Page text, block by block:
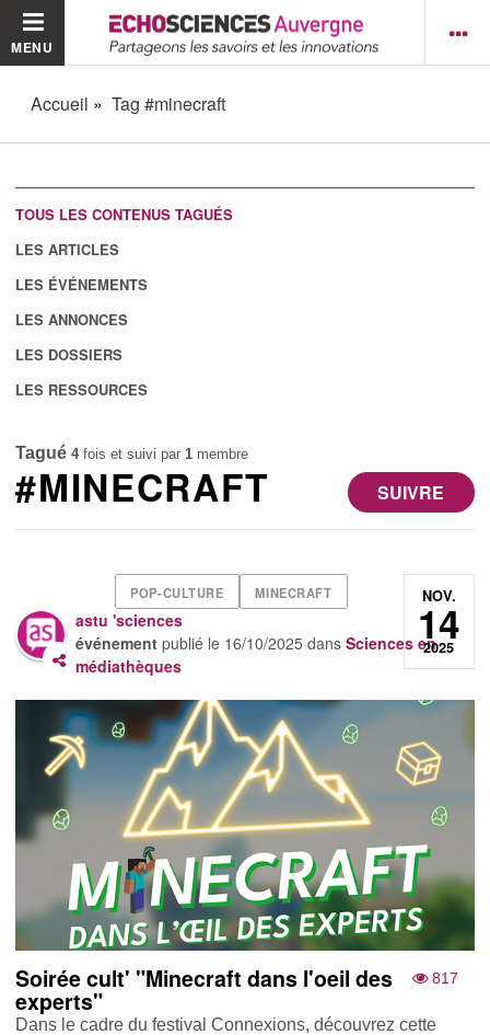
MENU
Accueil Tag #minecraft
TOUS LES CONTENUS TAGUÉS
LES ARTICLES
LES ÉVÉNEMENTS
LES ANNONCES
LES DOSSIERS
LES RESSOURCES
Tagué 4fois et suivi par 1 membre
SUIVRE
#MINECRAFT
POP-CULTURE MINECRAFT
astu 'sciences
événement publié le 16/10/2025 dansSciences en
médiathèques
NOV.
14
2025
817
Soirée cult' "Minecraft dans l'oeil des
experts"
Dans le cadre du festival Connexions, découvrez cette